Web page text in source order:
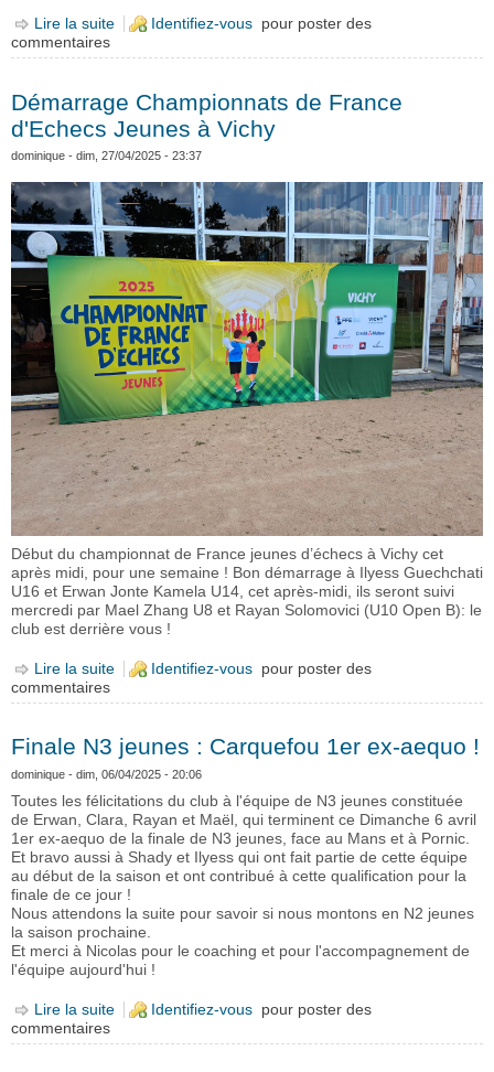
Lire la suite de Championnats de France jeunes à Vichy: de beaux
Identifiez-vous pour poster des
commentaires
Démarrage Championnats de France
d'Echecs Jeunes à Vichy
dominique - dim, 27/04/2025 - 23:37
Début du championnat de France jeunes d’échecs à Vichy cet
après midi, pour une semaine ! Bon démarrage à Ilyess Guechchati
U16 et Erwan Jonte Kamela U14, cet après-midi, ils seront suivi
mercredi par Mael Zhang U8 et Rayan Solomovici (U10 Open B): le
club est derrière vous !
Lire la suite de Démarrage Championnats de France d'Echecs
Identifiez-vous pour poster des
commentaires
Finale N3 jeunes : Carquefou 1er ex-aequo !
dominique - dim, 06/04/2025 - 20:06
Toutes les félicitations du club à l'équipe de N3 jeunes constituée
de Erwan, Clara, Rayan et Maël, qui terminent ce Dimanche 6 avril
1er ex-aequo de la finale de N3 jeunes, face au Mans et à Pornic.
Et bravo aussi à Shady et Ilyess qui ont fait partie de cette équipe
au début de la saison et ont contribué à cette qualification pour la
finale de ce jour !
Nous attendons la suite pour savoir si nous montons en N2 jeunes
la saison prochaine.
Et merci à Nicolas pour le coaching et pour l'accompagnement de
l'équipe aujourd'hui !
Lire la suite de Finale N3 jeunes : Carquefou 1er ex-aequo !
Identifiez-vous pour poster des
commentaires